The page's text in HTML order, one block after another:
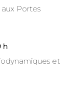
Portes
h.
et